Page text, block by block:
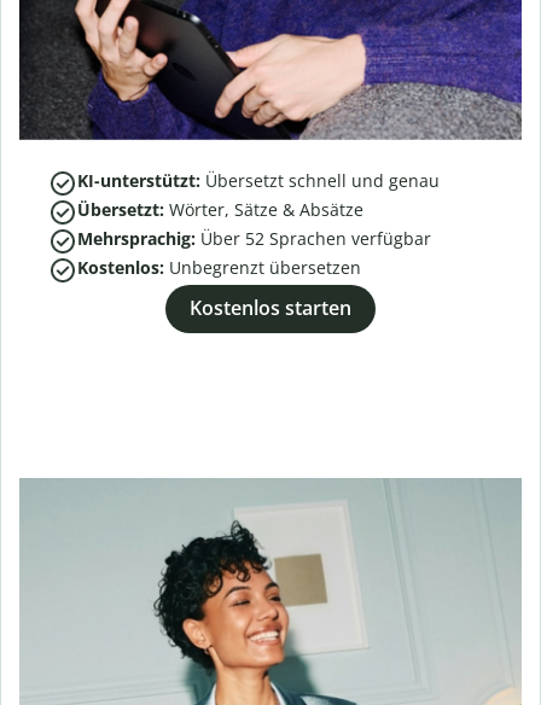
KI-unterstützt: Übersetzt schnell und genau
Übersetzt: Wörter, Sätze & Absätze
Mehrsprachig: Über 52 Sprachen verfügbar
Kostenlos: Unbegrenzt übersetzen
Kostenlos starten